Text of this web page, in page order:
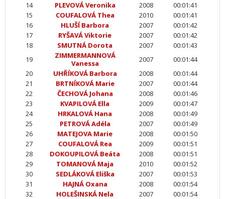
14
PLEVOVÁ Veronika 2008
00:01:41
15
COUFALOVÁ Thea 2010
00:01:41
16
HLUŠÍ Barbora 2007
00:01:42
17
RYŠAVÁ Viktorie 2007
00:01:42
18
SMUTNÁ Dorota 2007
00:01:43
19
ZIMMERMANNOVÁ
Vanessa
2007
00:01:44
20
UHŘÍKOVÁ Barbora 2008
00:01:44
21
BRTNÍKOVÁ Marie 2007
00:01:44
22
ČECHOVÁ Johana 2008
00:01:46
23
KVAPILOVÁ Ella 2009
00:01:47
24
HRKALOVÁ Hana 2008
00:01:49
25
PETROVÁ Adéla 2007
00:01:49
26
MATEJOVA Marie 2008
00:01:50
27
COUFALOVÁ Rea 2009
00:01:51
28
DOKOUPILOVÁ Beáta 2008
00:01:51
29
TOMANOVÁ Maja 2010
00:01:52
30
SEDLÁKOVÁ Eliška 2007
00:01:53
31
HAJNÁ Oxana 2008
00:01:54
32
HOLEŠINSKÁ Nela 2007
00:01:54